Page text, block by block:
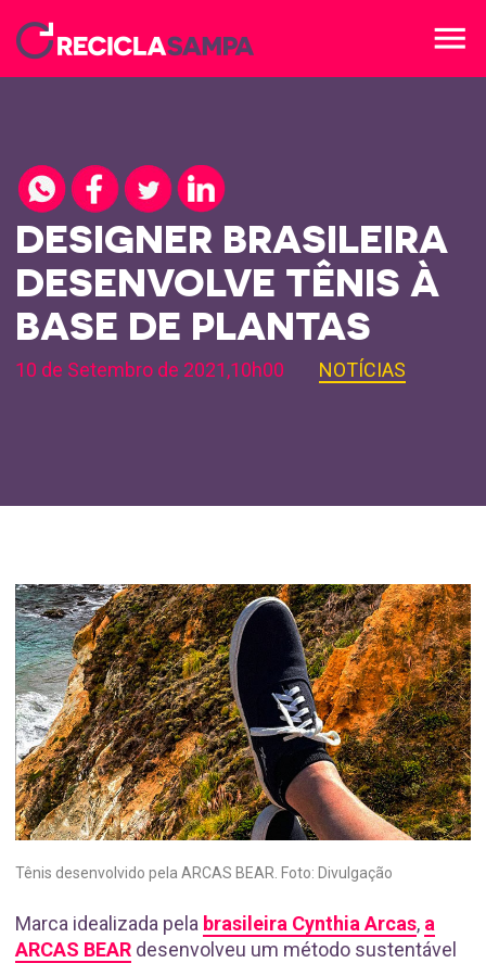
menu
DESIGNER BRASILEIRA
DESENVOLVE TÊNIS À
BASE DE PLANTAS
10 de Setembro de 2021,10h00 NOTÍCIAS
Tênis desenvolvido pela ARCAS BEAR. Foto: Divulgação
Marca idealizada pela brasileira Cynthia Arcas, a
ARCAS BEAR desenvolveu um método sustentável